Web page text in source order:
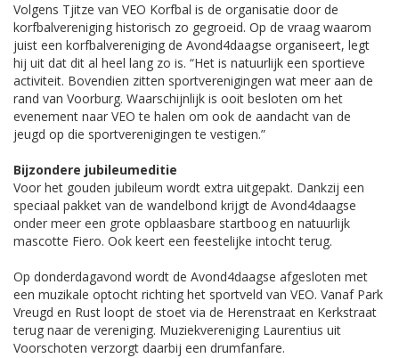
Volgens Tjitze van VEO Korfbal is de organisatie door de
korfbalvereniging historisch zo gegroeid. Op de vraag waarom
juist een korfbalvereniging de Avond4daagse organiseert, legt
hij uit dat dit al heel lang zo is. “Het is natuurlijk een sportieve
activiteit. Bovendien zitten sportverenigingen wat meer aan de
rand van Voorburg. Waarschijnlijk is ooit besloten om het
evenement naar VEO te halen om ook de aandacht van de
jeugd op die sportverenigingen te vestigen.”
Bijzondere jubileumeditie
Voor het gouden jubileum wordt extra uitgepakt. Dankzij een
speciaal pakket van de wandelbond krijgt de Avond4daagse
onder meer een grote opblaasbare startboog en natuurlijk
mascotte Fiero. Ook keert een feestelijke intocht terug.
Op donderdagavond wordt de Avond4daagse afgesloten met
een muzikale optocht richting het sportveld van VEO. Vanaf Park
Vreugd en Rust loopt de stoet via de Herenstraat en Kerkstraat
terug naar de vereniging. Muziekvereniging Laurentius uit
Voorschoten verzorgt daarbij een drumfanfare.